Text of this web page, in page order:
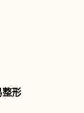
整形